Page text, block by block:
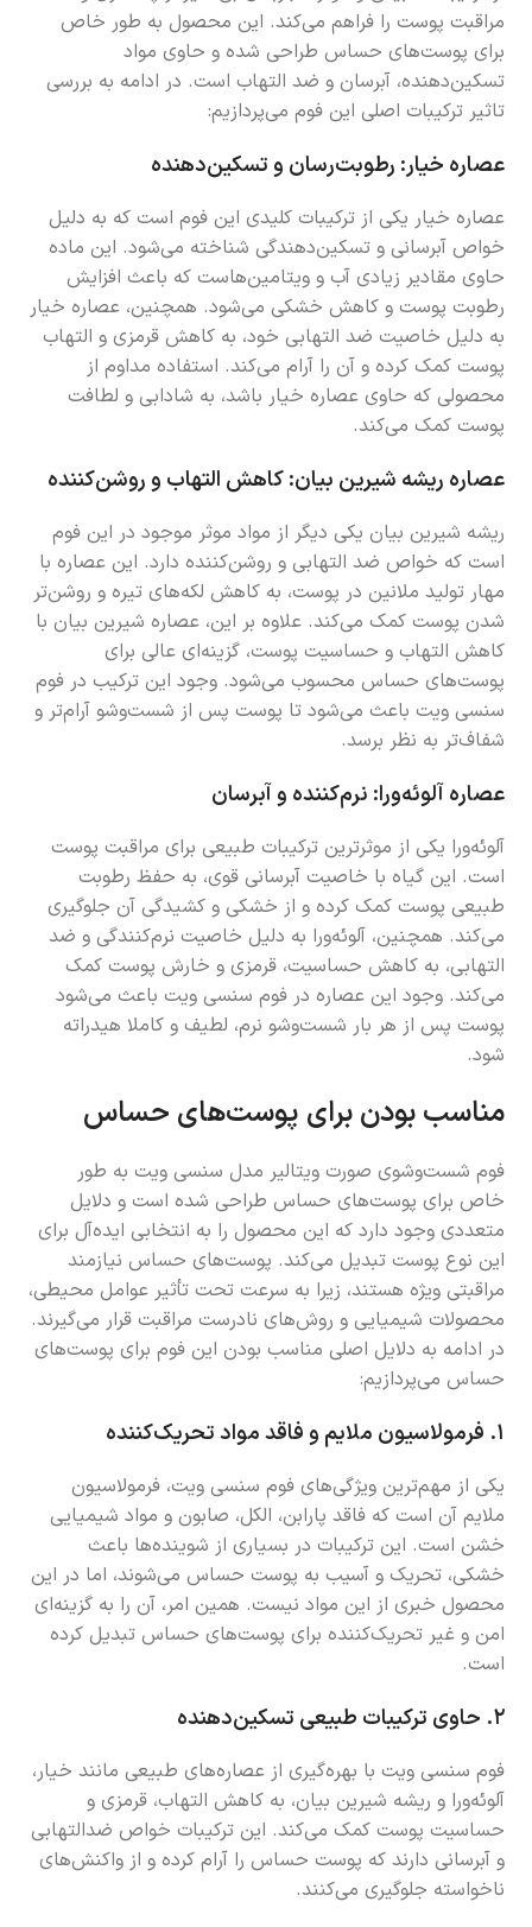
مراقبت پوست را فراهم می‌کند. این محصول به طور خاص
برای پوست‌های حساس طراحی شده و حاوی مواد
تسکین‌دهنده، آبرسان و ضد التهاب است. در ادامه به بررسی
تاثیر ترکیبات اصلی این فوم می‌پردازیم:
عصاره خیار: رطوبت‌رسان و تسکین‌دهنده
عصاره خیار یکی از ترکیبات کلیدی این فوم است که به دلیل
خواص آبرسانی و تسکین‌دهندگی شناخته می‌شود. این ماده
حاوی مقادیر زیادی آب و ویتامین‌هاست که باعث افزایش
رطوبت پوست و کاهش خشکی می‌شود. همچنین، عصاره خیار
به دلیل خاصیت ضد التهابی خود، به کاهش قرمزی و التهاب
پوست کمک کرده و آن را آرام می‌کند. استفاده مداوم از
محصولی که حاوی عصاره خیار باشد، به شادابی و لطافت
پوست کمک می‌کند.
عصاره ریشه شیرین بیان: کاهش التهاب و روشن‌کننده
ریشه شیرین بیان یکی دیگر از مواد موثر موجود در این فوم
است که خواص ضد التهابی و روشن‌کننده دارد. این عصاره با
مهار تولید ملانین در پوست، به کاهش لکه‌های تیره و روشن‌تر
شدن پوست کمک می‌کند. علاوه بر این، عصاره شیرین بیان با
کاهش التهاب و حساسیت پوست، گزینه‌ای عالی برای
پوست‌های حساس محسوب می‌شود. وجود این ترکیب در فوم
سنسی ویت باعث می‌شود تا پوست پس از شست‌وشو آرام‌تر و
شفاف‌تر به نظر برسد.
عصاره آلوئه‌ورا: نرم‌کننده و آبرسان
آلوئه‌ورا یکی از موثرترین ترکیبات طبیعی برای مراقبت پوست
است. این گیاه با خاصیت آبرسانی قوی، به حفظ رطوبت
طبیعی پوست کمک کرده و از خشکی و کشیدگی آن جلوگیری
می‌کند. همچنین، آلوئه‌ورا به دلیل خاصیت نرم‌کنندگی و ضد
التهابی، به کاهش حساسیت، قرمزی و خارش پوست کمک
می‌کند. وجود این عصاره در فوم سنسی ویت باعث می‌شود
پوست پس از هر بار شست‌وشو نرم، لطیف و کاملا هیدراته
شود.
مناسب بودن برای پوست‌های حساس
فوم شست‌وشوی صورت ویتالیر مدل سنسی ویت به طور
خاص برای پوست‌های حساس طراحی شده است و دلایل
متعددی وجود دارد که این محصول را به انتخابی ایده‌آل برای
این نوع پوست تبدیل می‌کند. پوست‌های حساس نیازمند
مراقبتی ویژه هستند، زیرا به سرعت تحت تأثیر عوامل محیطی،
محصولات شیمیایی و روش‌های نادرست مراقبت قرار می‌گیرند.
در ادامه به دلایل اصلی مناسب بودن این فوم برای پوست‌های
حساس می‌پردازیم:
۱. فرمولاسیون ملایم و فاقد مواد تحریک‌کننده
یکی از مهم‌ترین ویژگی‌های فوم سنسی ویت، فرمولاسیون
ملایم آن است که فاقد پارابن، الکل، صابون و مواد شیمیایی
خشن است. این ترکیبات در بسیاری از شوینده‌ها باعث
خشکی، تحریک و آسیب به پوست حساس می‌شوند، اما در این
محصول خبری از این مواد نیست. همین امر، آن را به گزینه‌ای
امن و غیر تحریک‌کننده برای پوست‌های حساس تبدیل کرده
است.
۲. حاوی ترکیبات طبیعی تسکین‌دهنده
فوم سنسی ویت با بهره‌گیری از عصاره‌های طبیعی مانند خیار،
آلوئه‌ورا و ریشه شیرین بیان، به کاهش التهاب، قرمزی و
حساسیت پوست کمک می‌کند. این ترکیبات خواص ضدالتهابی
و آبرسانی دارند که پوست حساس را آرام کرده و از واکنش‌های
ناخواسته جلوگیری می‌کنند.